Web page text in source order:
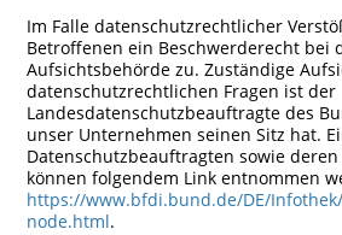
Im Falle datenschutzrechtlicher
Betroffenen ein Beschwerderecht bei
Aufsichtsbehörde zu. Zuständige
datenschutzrechtlichen Fragen ist der
Landesdatenschutzbeauftragte des
unser Unternehmen seinen Sitz hat.
Datenschutzbeauftragten sowie
können folgendem Link entnommen
https://www.bfdi.bund.de/DE/
node.html.